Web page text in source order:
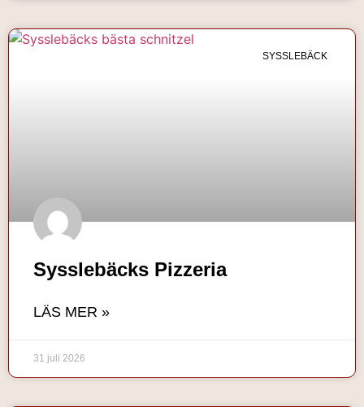
SYSSLEBÄCK
Sysslebäcks Pizzeria
LÄS MER »
31 juli 2026